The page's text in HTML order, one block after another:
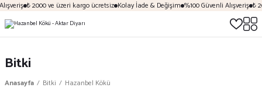
₺ 2000 ve üzeri kargo ücretsiz Kolay İade & Değişim %100 Güvenli Alışveriş ₺
Bitki
Anasayfa Bitki Hazanbel Kökü